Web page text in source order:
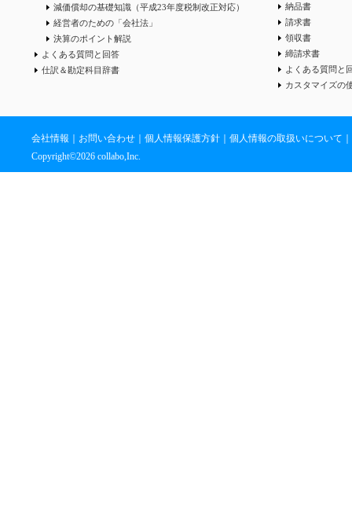
減価償却の基礎知識（平成23年度税制改正対応）
経営者のための「会社法」
決算のポイント解説
よくある質問と回答
仕訳＆勘定科目辞書
納品書
請求書
領収書
締請求書
よくある質問と
カスタマイズの
会社情報 ｜ お問い合わせ ｜ 個人情報保護方針 ｜ 個人情報の取扱いについて ｜
Copyright©2026 collabo,Inc.